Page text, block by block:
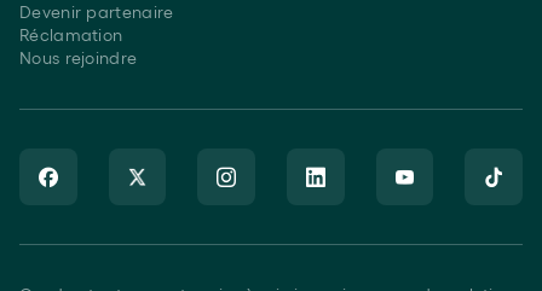
Devenir partenaire
Réclamation
Nous rejoindre